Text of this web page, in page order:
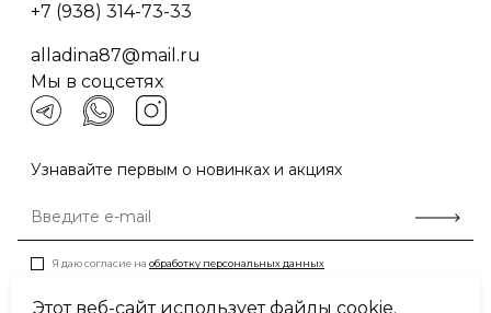
+7 (938) 314-73-33
alladina87@mail.ru
Мы в соцсетях
Узнавайте первым о новинках и акциях
Я даю согласие на обработку персональных данных
Этот веб-сайт использует файлы cookie.